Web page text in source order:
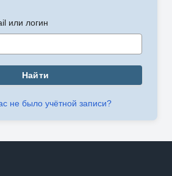
или логин
Найти
не было учётной записи?